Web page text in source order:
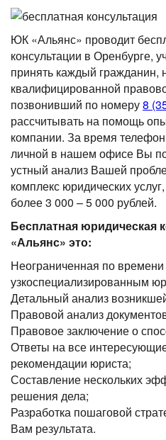
ЮК «Альянс» проводит
консультации в Оренбурге,
принять каждый
квалифицированной
позвонивший по номеру8
рассчитывать на помощь
компании. За время
личной в нашем офисе Вы
устный анализ Вашей
комплекс юридических
более 3 000 – 5 000 рублей.
Бесплатная юридическая
«Альянс» это:
Неограниченная по
узкоспециализированным
Детальный анализ
Правовой анализ
Правовое заключение о
Ответы на все
рекомендации юриста;
Составление нескольких
решения дела;
Разработка пошаговой
Вам результата.